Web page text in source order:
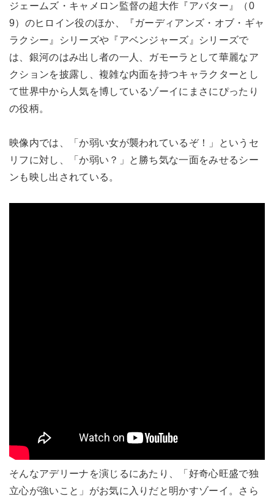
ジェームズ・キャメロン監督の超大作『アバター』（0
9）のヒロイン役のほか、『ガーディアンズ・オブ・ギャ
ラクシー』シリーズや『アベンジャーズ』シリーズで
は、銀河のはみ出し者の一人、ガモーラとして華麗なア
クションを披露し、複雑な内面を持つキャラクターとし
て世界中から人気を博しているゾーイにまさにぴったり
の役柄。
映像内では、「か弱い女が襲われているぞ！」というセ
リフに対し、「か弱い？」と勝ち気な一面をみせるシー
ンも映し出されている。
そんなアデリーナを演じるにあたり、「好奇心旺盛で独
立心が強いこと」がお気に入りだと明かすゾーイ。さら